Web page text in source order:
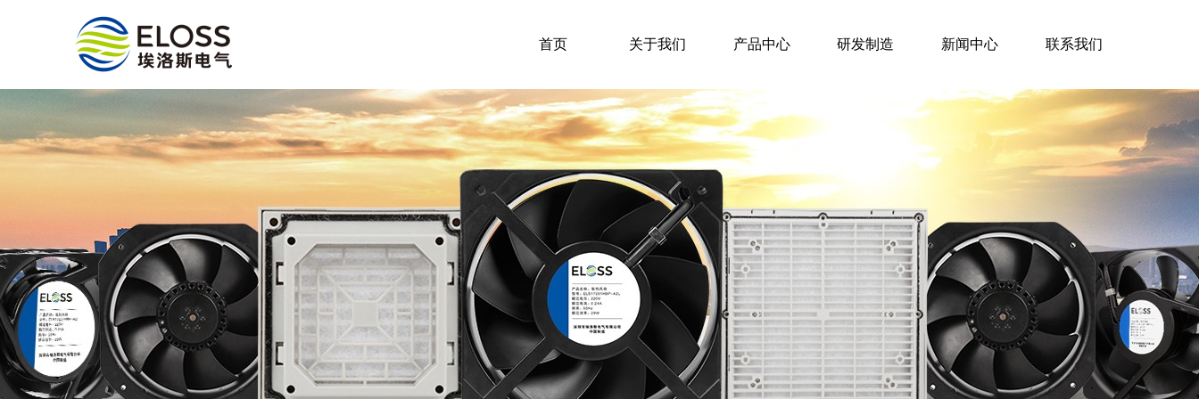
首页
首页
关于我们
关于我们
产品中心
产品中心
研发制造 新闻中心
新闻中心
联系我们